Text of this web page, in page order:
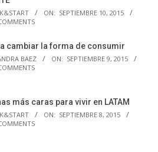
ON: SEPTIEMBRE 10, 2015
a cambiar la forma de consumir
BAEZ ON: SEPTIEMBRE 9, 2015
más caras para vivir en LATAM
ON: SEPTIEMBRE 8, 2015